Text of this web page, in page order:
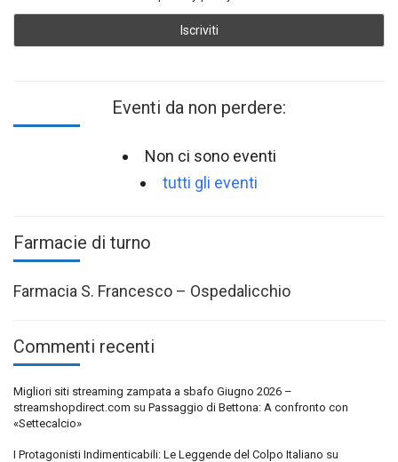
Eventi da non perdere:
Non ci sono eventi
tutti gli eventi
Farmacie di turno
Farmacia S. Francesco – Ospedalicchio
Commenti recenti
Migliori siti streaming zampata a sbafo Giugno 2026 –
streamshopdirect.com su Passaggio di Bettona: A confronto con
«Settecalcio»
I Protagonisti Indimenticabili: Le Leggende del Colpo Italiano su